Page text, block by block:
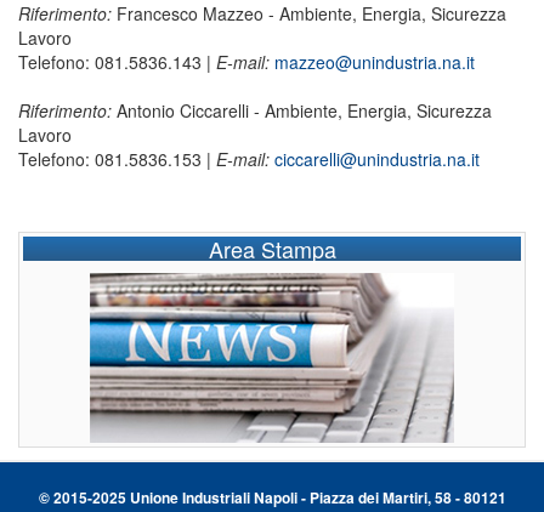
Riferimento: Francesco Mazzeo - Ambiente, Energia, Sicurezza
Lavoro
Telefono: 081.5836.143 | E-mail: mazzeo@unindustria.na.it
Riferimento: Antonio Ciccarelli - Ambiente, Energia, Sicurezza
Lavoro
Telefono: 081.5836.153 | E-mail: ciccarelli@unindustria.na.it
Area Stampa
© 2015-2025 Unione Industriali Napoli - Piazza dei Martiri, 58 - 80121